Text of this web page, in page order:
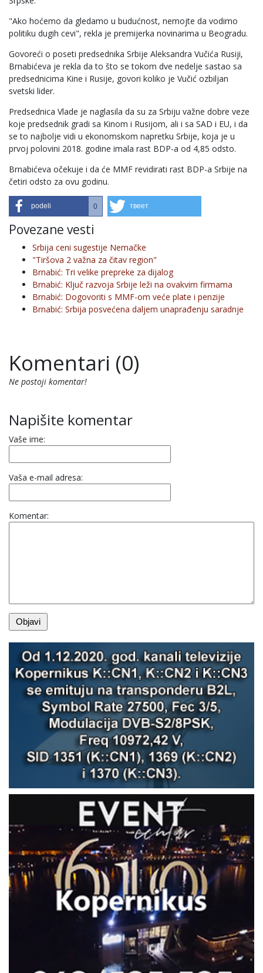
"Ako hoćemo da gledamo u budućnost, nemojte da vodimo
politiku dugih cevi", rekla je premijerka novinarima u Beogradu.
Govoreći o poseti predsednika Srbije Aleksandra Vučića Rusiji,
Brnabićeva je rekla da to što se tokom dve nedelje sastao sa
predsednicima Kine i Rusije, govori koliko je Vučić ozbiljan
svetski lider.
Predsednica Vlade je naglasila da su za Srbiju važne dobre veze
koje predsednik gradi sa Kinom i Rusijom, ali i sa SAD i EU, i da
se to najbolje vidi u ekonomskom napretku Srbije, koja je u
prvoj polovini 2018. godine imala rast BDP-a od 4,85 odsto.
Brnabićeva očekuje i da će MMF revidirati rast BDP-a Srbije na
četiri odsto za ovu godinu.
podeli 0 твеет
Povezane vesti
Srbija ceni sugestije Nemačke
"Tiršova 2 važna za čitav region"
Brnabić: Tri velike prepreke za dijalog
Brnabić: Ključ razvoja Srbije leži na ovakvim firmama
Brnabić: Dogovoriti s MMF-om veće plate i penzije
Brnabić: Srbija posvećena daljem unaprađenju saradnje
Komentari (0)
Ne postoji komentar!
Napišite komentar
Vaše ime:
Vaša e-mail adresa:
Komentar: